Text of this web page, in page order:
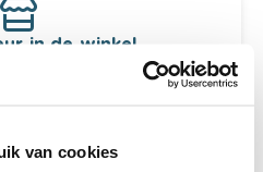
van cookies
in de winkel
stalen van je